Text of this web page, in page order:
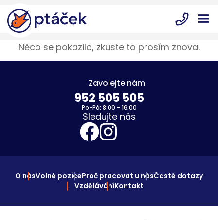
Něco se pokazilo, zkuste to prosím znova.
Zavolejte nám
952 505 505
Po-Pá: 8:00 - 16:00
Sledujte nás
O násVolné poziceProč pracovat u násČasté dotazy
VzděláváníKontakt